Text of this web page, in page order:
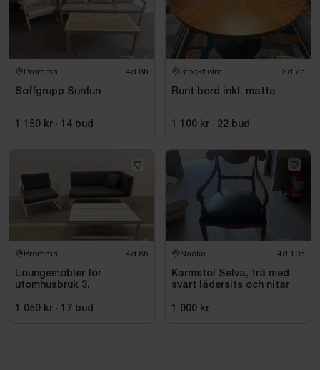
Bromma 4d 8h
Soffgrupp Sunfun
1 150 kr · 14 bud
Stockholm 2d 7h
Runt bord inkl. matta
1 100 kr · 22 bud
Bromma 4d 8h
Loungemöbler för
utomhusbruk 3.
1 050 kr · 17 bud
Nacka 4d 10h
Karmstol Selva, trä med
svart lädersits och nitar
1 000 kr